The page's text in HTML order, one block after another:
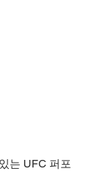
는 UFC 퍼포